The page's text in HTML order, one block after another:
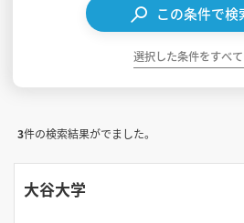
この条件で検
選択した条件をすべ
3件の検索結果がでました。
大谷大学